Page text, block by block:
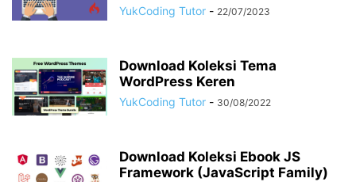
YukCoding Tutor - 22/07/2023
Download Koleksi Tema
WordPress Keren
YukCoding Tutor - 30/08/2022
Download Koleksi Ebook JS
Framework (JavaScript Family)